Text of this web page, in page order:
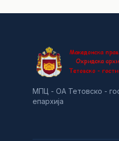
МПЦ - ОА Тетовско -
епархија